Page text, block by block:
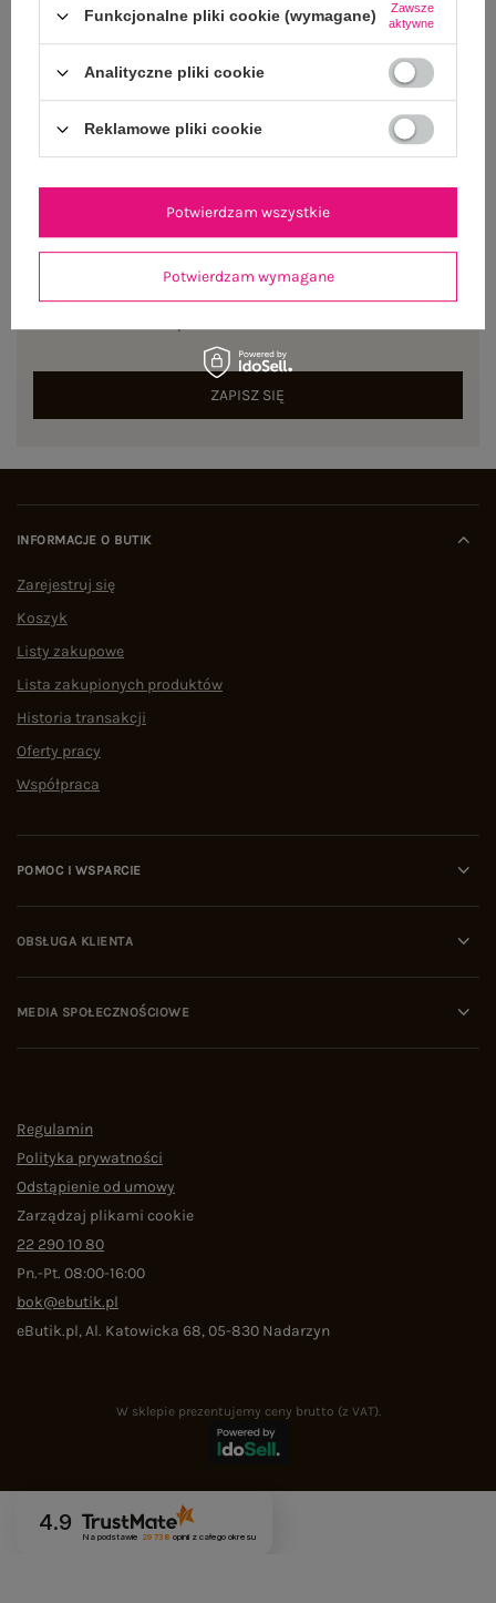
ZWROTY I REKLAMACJE
NEWSLETTER
Zapisz się do naszego newslettera i otrzymaj 15% zniżki na
ZAPISZ SIĘ
INFORMACJE O BUTIK
Zarejestruj się
Koszyk
Listy zakupowe
Lista zakupionych produktów
Historia transakcji
Oferty pracy
Współpraca
POMOC I WSPARCIE
OBSŁUGA KLIENTA
MEDIA SPOŁECZNOŚCIOWE
Regulamin
Polityka prywatności
Odstąpienie od umowy
Zarządzaj plikami cookie
22 290 10 80
Pn.-Pt. 08:00-16:00
bok@ebutik.pl
eButik.pl,Al. Katowicka 68,05-830 Nadarzyn
W sklepie prezentujemy ceny brutto (z VAT).
4.9
Na podstawie 29 738 opinii z całego okresu
Funkcjonalne pliki cookie (wymagane)
Zawsze
aktywne
Analityczne pliki cookie
Reklamowe pliki cookie
Potwierdzam wymagane
Potwierdzam wszystkie